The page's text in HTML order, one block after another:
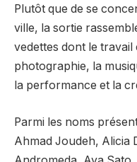
Plutôt que de se
ville, la sortie
vedettes dont le
photographie, la
la performance et la
Parmi les noms
Ahmad Joudeh, Alicia